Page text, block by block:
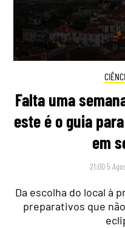
Falta uma
este é o guia
em
21:00 5
Da escolha do local à
preparativos que